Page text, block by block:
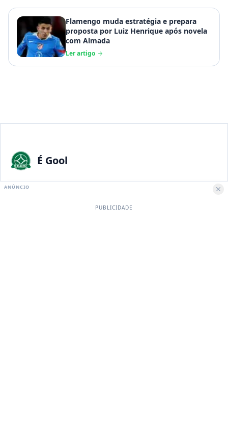
Flamengo muda estratégia e prepara
proposta por Luiz Henrique após novela
com Almada
Ler artigo
É Gool
A maior paixão nacional merece a melhor experiência digital.
ANÚNCIO
PUBLICIDADE